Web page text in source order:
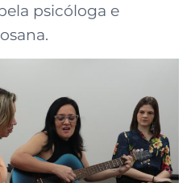
psicóloga e